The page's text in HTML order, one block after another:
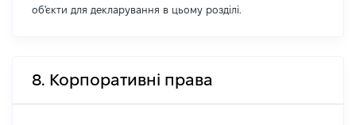
об'єкти для декларування в цьому розділі.
8. Корпоративні права